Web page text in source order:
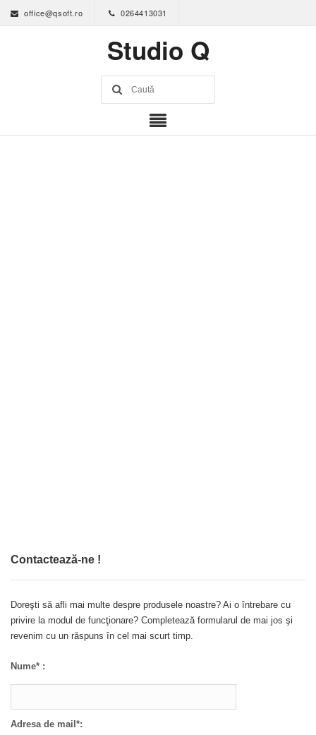
office@qsoft.ro 0264413031
Studio Q
Contactează-ne !
Doreşti să afli mai multe despre produsele noastre? Ai o întrebare cu
privire la modul de funcţionare? Completează formularul de mai jos şi
revenim cu un răspuns în cel mai scurt timp.
Nume* :
Adresa de mail*: